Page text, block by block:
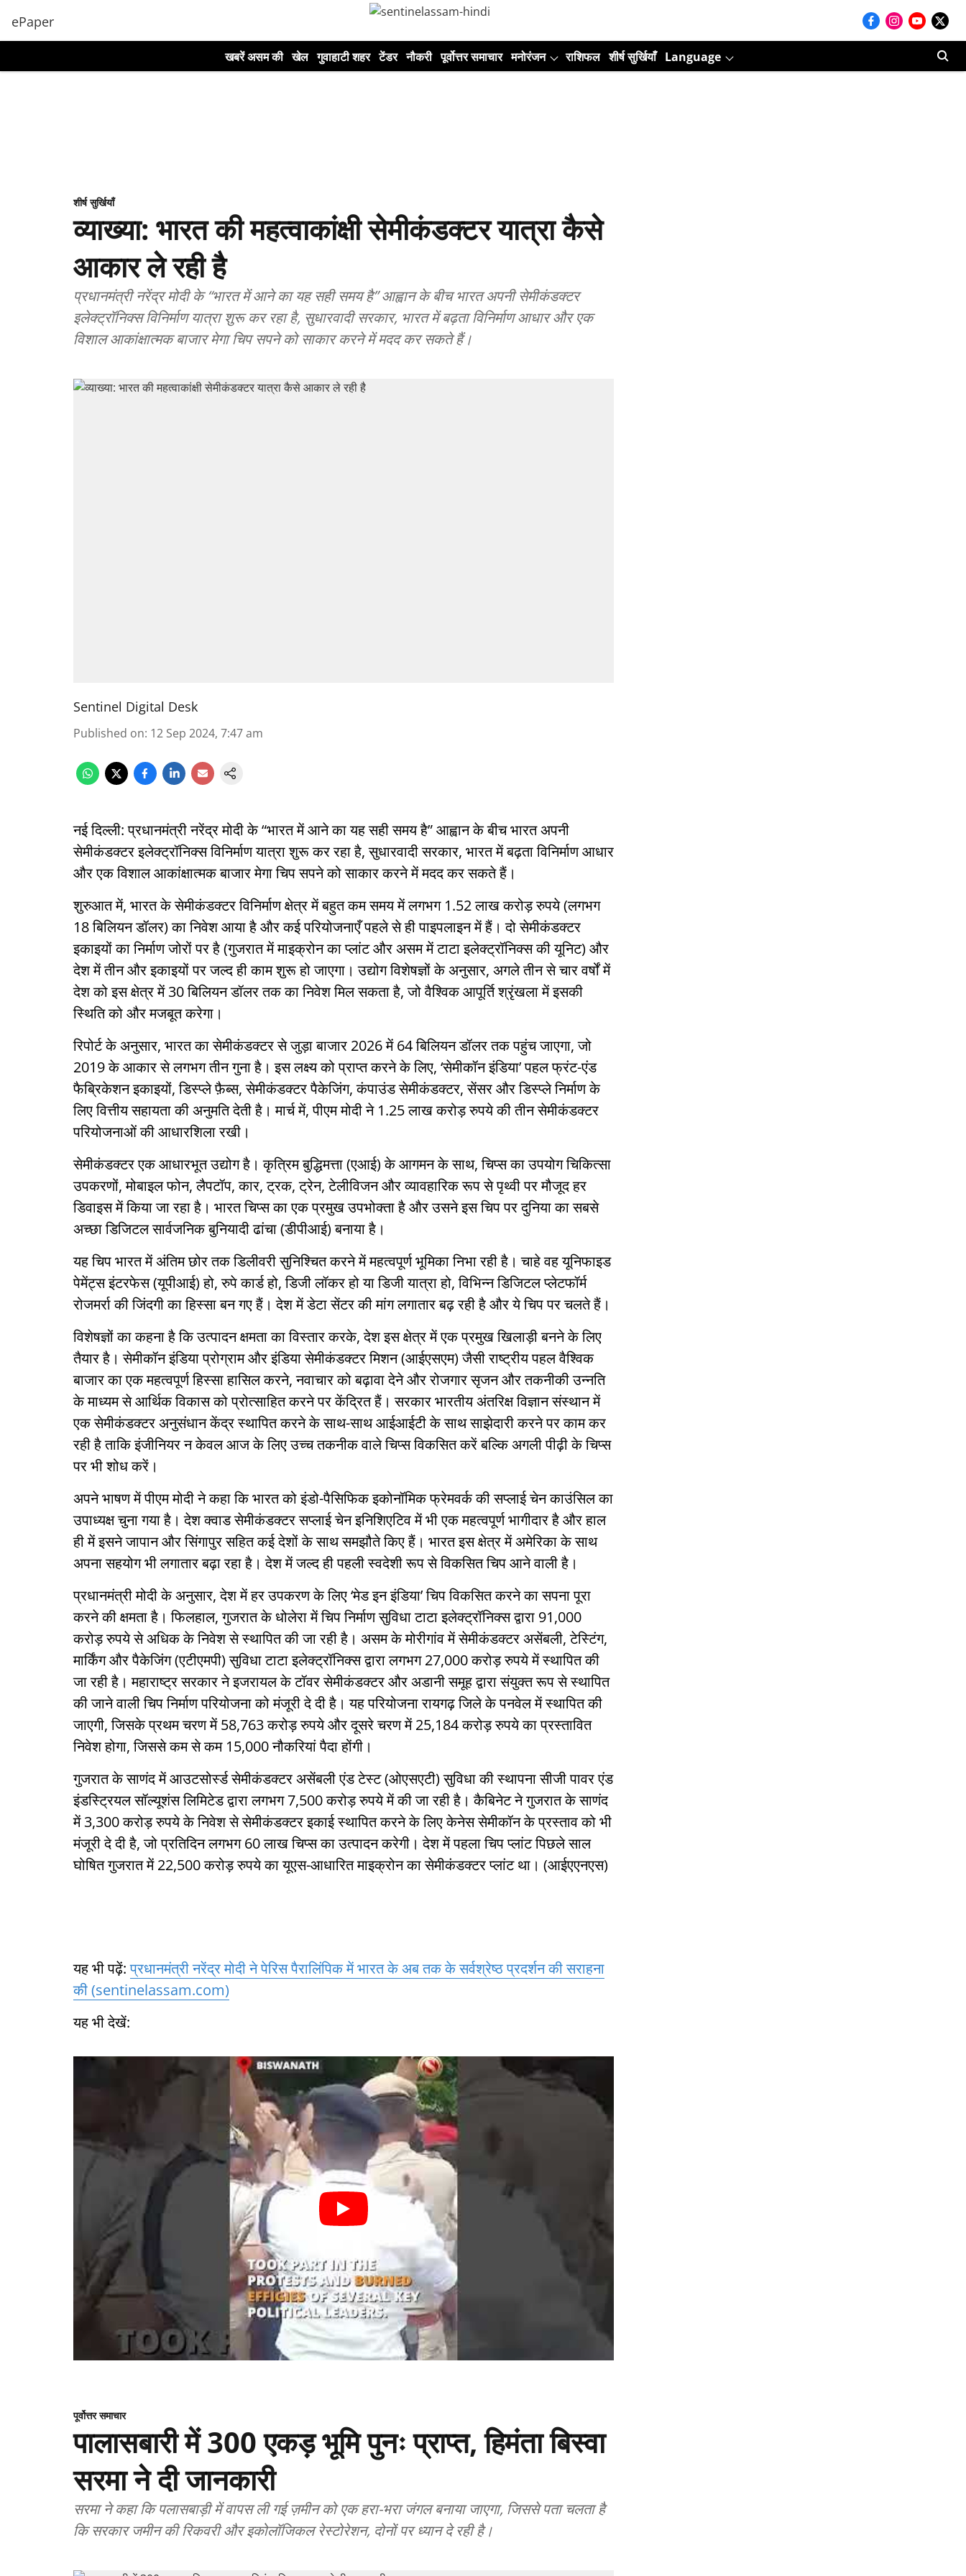
ePaper
खबरें असम की खेल गुवाहाटी शहर टेंडर नौकरी पूर्वोत्तर समाचार मनोरंजन राशिफल शीर्ष सुर्खियाँ Language
शीर्ष सुर्खियाँ
व्याख्या: भारत की महत्वाकांक्षी सेमीकंडक्टर यात्रा कैसे
आकार ले रही है
प्रधानमंत्री नरेंद्र मोदी के “भारत में आने का यह सही समय है” आह्वान के बीच भारत अपनी सेमीकंडक्टर
इलेक्ट्रॉनिक्स विनिर्माण यात्रा शुरू कर रहा है, सुधारवादी सरकार, भारत में बढ़ता विनिर्माण आधार और एक
विशाल आकांक्षात्मक बाजार मेगा चिप सपने को साकार करने में मदद कर सकते हैं।
Sentinel Digital Desk
Published on: 12 Sep 2024, 7:47 am
नई दिल्ली: प्रधानमंत्री नरेंद्र मोदी के “भारत में आने का यह सही समय है” आह्वान के बीच भारत अपनी
सेमीकंडक्टर इलेक्ट्रॉनिक्स विनिर्माण यात्रा शुरू कर रहा है, सुधारवादी सरकार, भारत में बढ़ता विनिर्माण आधार
और एक विशाल आकांक्षात्मक बाजार मेगा चिप सपने को साकार करने में मदद कर सकते हैं।
शुरुआत में, भारत के सेमीकंडक्टर विनिर्माण क्षेत्र में बहुत कम समय में लगभग 1.52 लाख करोड़ रुपये (लगभग
18 बिलियन डॉलर) का निवेश आया है और कई परियोजनाएँ पहले से ही पाइपलाइन में हैं। दो सेमीकंडक्टर
इकाइयों का निर्माण जोरों पर है (गुजरात में माइक्रोन का प्लांट और असम में टाटा इलेक्ट्रॉनिक्स की यूनिट) और
देश में तीन और इकाइयों पर जल्द ही काम शुरू हो जाएगा। उद्योग विशेषज्ञों के अनुसार, अगले तीन से चार वर्षों में
देश को इस क्षेत्र में 30 बिलियन डॉलर तक का निवेश मिल सकता है, जो वैश्विक आपूर्ति श्रृंखला में इसकी
स्थिति को और मजबूत करेगा।
रिपोर्ट के अनुसार, भारत का सेमीकंडक्टर से जुड़ा बाजार 2026 में 64 बिलियन डॉलर तक पहुंच जाएगा, जो
2019 के आकार से लगभग तीन गुना है। इस लक्ष्य को प्राप्त करने के लिए, ‘सेमीकॉन इंडिया’ पहल फ्रंट-एंड
फैब्रिकेशन इकाइयों, डिस्प्ले फ़ैब्स, सेमीकंडक्टर पैकेजिंग, कंपाउंड सेमीकंडक्टर, सेंसर और डिस्प्ले निर्माण के
लिए वित्तीय सहायता की अनुमति देती है। मार्च में, पीएम मोदी ने 1.25 लाख करोड़ रुपये की तीन सेमीकंडक्टर
परियोजनाओं की आधारशिला रखी।
सेमीकंडक्टर एक आधारभूत उद्योग है। कृत्रिम बुद्धिमत्ता (एआई) के आगमन के साथ, चिप्स का उपयोग चिकित्सा
उपकरणों, मोबाइल फोन, लैपटॉप, कार, ट्रक, ट्रेन, टेलीविजन और व्यावहारिक रूप से पृथ्वी पर मौजूद हर
डिवाइस में किया जा रहा है। भारत चिप्स का एक प्रमुख उपभोक्ता है और उसने इस चिप पर दुनिया का सबसे
अच्छा डिजिटल सार्वजनिक बुनियादी ढांचा (डीपीआई) बनाया है।
यह चिप भारत में अंतिम छोर तक डिलीवरी सुनिश्चित करने में महत्वपूर्ण भूमिका निभा रही है। चाहे वह यूनिफाइड
पेमेंट्स इंटरफेस (यूपीआई) हो, रुपे कार्ड हो, डिजी लॉकर हो या डिजी यात्रा हो, विभिन्न डिजिटल प्लेटफॉर्म
रोजमर्रा की जिंदगी का हिस्सा बन गए हैं। देश में डेटा सेंटर की मांग लगातार बढ़ रही है और ये चिप पर चलते हैं।
विशेषज्ञों का कहना है कि उत्पादन क्षमता का विस्तार करके, देश इस क्षेत्र में एक प्रमुख खिलाड़ी बनने के लिए
तैयार है। सेमीकॉन इंडिया प्रोग्राम और इंडिया सेमीकंडक्टर मिशन (आईएसएम) जैसी राष्ट्रीय पहल वैश्विक
बाजार का एक महत्वपूर्ण हिस्सा हासिल करने, नवाचार को बढ़ावा देने और रोजगार सृजन और तकनीकी उन्नति
के माध्यम से आर्थिक विकास को प्रोत्साहित करने पर केंद्रित हैं। सरकार भारतीय अंतरिक्ष विज्ञान संस्थान में
एक सेमीकंडक्टर अनुसंधान केंद्र स्थापित करने के साथ-साथ आईआईटी के साथ साझेदारी करने पर काम कर
रही है ताकि इंजीनियर न केवल आज के लिए उच्च तकनीक वाले चिप्स विकसित करें बल्कि अगली पीढ़ी के चिप्स
पर भी शोध करें।
अपने भाषण में पीएम मोदी ने कहा कि भारत को इंडो-पैसिफिक इकोनॉमिक फ्रेमवर्क की सप्लाई चेन काउंसिल का
उपाध्यक्ष चुना गया है। देश क्वाड सेमीकंडक्टर सप्लाई चेन इनिशिएटिव में भी एक महत्वपूर्ण भागीदार है और हाल
ही में इसने जापान और सिंगापुर सहित कई देशों के साथ समझौते किए हैं। भारत इस क्षेत्र में अमेरिका के साथ
अपना सहयोग भी लगातार बढ़ा रहा है। देश में जल्द ही पहली स्वदेशी रूप से विकसित चिप आने वाली है।
प्रधानमंत्री मोदी के अनुसार, देश में हर उपकरण के लिए ‘मेड इन इंडिया’ चिप विकसित करने का सपना पूरा
करने की क्षमता है। फिलहाल, गुजरात के धोलेरा में चिप निर्माण सुविधा टाटा इलेक्ट्रॉनिक्स द्वारा 91,000
करोड़ रुपये से अधिक के निवेश से स्थापित की जा रही है। असम के मोरीगांव में सेमीकंडक्टर असेंबली, टेस्टिंग,
मार्किंग और पैकेजिंग (एटीएमपी) सुविधा टाटा इलेक्ट्रॉनिक्स द्वारा लगभग 27,000 करोड़ रुपये में स्थापित की
जा रही है। महाराष्ट्र सरकार ने इजरायल के टॉवर सेमीकंडक्टर और अडानी समूह द्वारा संयुक्त रूप से स्थापित
की जाने वाली चिप निर्माण परियोजना को मंजूरी दे दी है। यह परियोजना रायगढ़ जिले के पनवेल में स्थापित की
जाएगी, जिसके प्रथम चरण में 58,763 करोड़ रुपये और दूसरे चरण में 25,184 करोड़ रुपये का प्रस्तावित
निवेश होगा, जिससे कम से कम 15,000 नौकरियां पैदा होंगी।
गुजरात के साणंद में आउटसोर्स्ड सेमीकंडक्टर असेंबली एंड टेस्ट (ओएसएटी) सुविधा की स्थापना सीजी पावर एंड
इंडस्ट्रियल सॉल्यूशंस लिमिटेड द्वारा लगभग 7,500 करोड़ रुपये में की जा रही है। कैबिनेट ने गुजरात के साणंद
में 3,300 करोड़ रुपये के निवेश से सेमीकंडक्टर इकाई स्थापित करने के लिए केनेस सेमीकॉन के प्रस्ताव को भी
मंजूरी दे दी है, जो प्रतिदिन लगभग 60 लाख चिप्स का उत्पादन करेगी। देश में पहला चिप प्लांट पिछले साल
घोषित गुजरात में 22,500 करोड़ रुपये का यूएस-आधारित माइक्रोन का सेमीकंडक्टर प्लांट था। (आईएएनएस)
यह भी पढ़ें:प्रधानमंत्री नरेंद्र मोदी ने पेरिस पैरालिंपिक में भारत के अब तक के सर्वश्रेष्ठ प्रदर्शन की सराहना
की (sentinelassam.com)
यह भी देखें:
पूर्वोत्तर समाचार
पालासबारी में 300 एकड़ भूमि पुनः प्राप्त, हिमंता बिस्वा
सरमा ने दी जानकारी
सरमा ने कहा कि पलासबाड़ी में वापस ली गई ज़मीन को एक हरा-भरा जंगल बनाया जाएगा, जिससे पता चलता है
कि सरकार जमीन की रिकवरी और इकोलॉजिकल रेस्टोरेशन, दोनों पर ध्यान दे रही है।